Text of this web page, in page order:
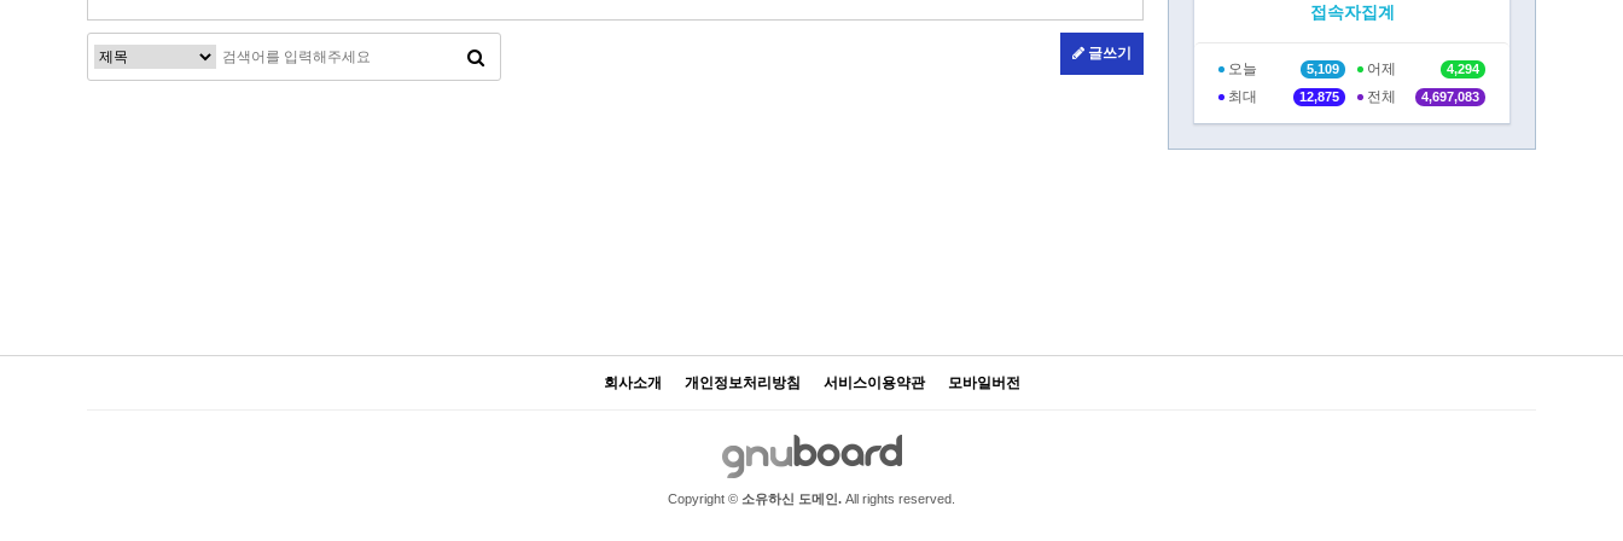
글쓰기
접속자집계
오늘 5,109 어제 4,294
최대 12,875 전체 4,697,083
회사소개 개인정보처리방침 서비스이용약관 모바일버전
Copyright © 소유하신 도메인. All rights reserved.